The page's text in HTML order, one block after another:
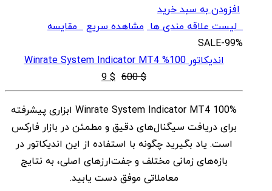
افزودن به سبد خرید
لیست علاقه مندی ها مشاهده سریعمقایسه
SALE-99%
اندیکاتور 100% Winrate System Indicator MT4
$
600
قیمت
اصلی
$ 600
بود.
$
9 قیمت
فعلی
$ 9
است.
100% Winrate System Indicator MT4 ابزاری پیشرفته
برای دریافت سیگنال‌های دقیق و مطمئن در بازار فارکس
است. یاد بگیرید چگونه با استفاده از این اندیکاتور در
بازه‌های زمانی مختلف و جفت‌ارزهای اصلی، به نتایج
معاملاتی موفق دست یابید.